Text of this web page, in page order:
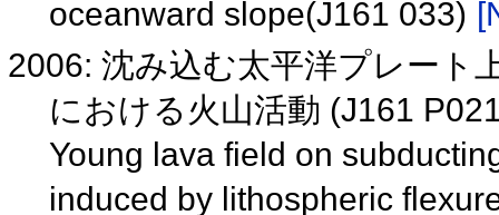
oceanward slope(J161 033)
2006: 沈み込む太平洋プレート
における火山活動 (J161
Young lava field on
induced by lithospheric